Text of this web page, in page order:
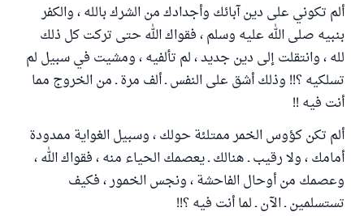
ألم تكوني على دين آبائك وأجدادك من الشرك بالله ، والكفر
بنبيه صلى الله عليه وسلم ، فقواك الله حتى تركت كل ذلك
لله ، وانتقلت إلى دين جديد ، لم تألفيه ، ومشيت في سبيل لم
تسلكيه ؟!! وذلك أشق على النفس ـ ألف مرة ـ من الخروج مما
أنت فيه !!
ألم تكن كؤوس الخمر ممتلئة حولك ، وسبيل الغواية ممدودة
أمامك ، ولا رقيب ـ هنالك ـ يعصمك الحياء منه ، فقواك الله ،
وعصمك من أوحال الفاحشة ، ونجس الخمور ، فكيف
تستسلمين ـ الآن ـ لما أنت فيه ؟!!